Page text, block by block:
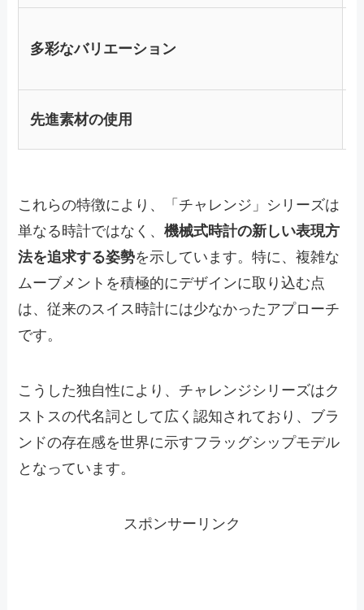
多彩なバリエーション
先進素材の使用
これらの特徴により、「チャレンジ」シリーズは
単なる時計ではなく、機械式時計の新しい表現方
法を追求する姿勢を示しています。特に、複雑な
ムーブメントを積極的にデザインに取り込む点
は、従来のスイス時計には少なかったアプローチ
です。
こうした独自性により、チャレンジシリーズはク
ストスの代名詞として広く認知されており、ブラ
ンドの存在感を世界に示すフラッグシップモデル
となっています。
スポンサーリンク